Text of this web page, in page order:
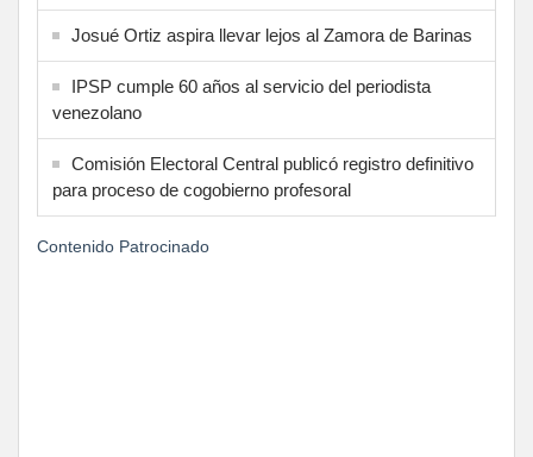
Josué Ortiz aspira llevar lejos al Zamora de Barinas
IPSP cumple 60 años al servicio del periodista
venezolano
Comisión Electoral Central publicó registro definitivo
para proceso de cogobierno profesoral
Contenido Patrocinado